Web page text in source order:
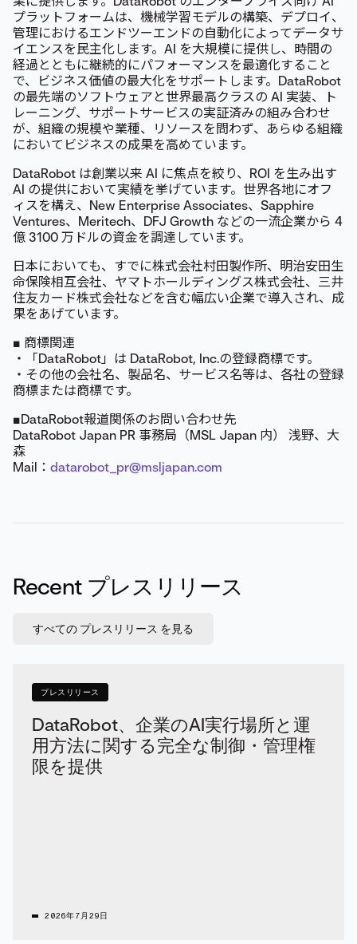
プラットフォームは、機械学習モデルの構築、デプロイ、
管理におけるエンドツーエンドの自動化によってデータサ
イエンスを民主化します。AI を大規模に提供し、時間の
経過とともに継続的にパフォーマンスを最適化すること
で、ビジネス価値の最大化をサポートします。DataRobot
の最先端のソフトウェアと世界最高クラスの AI 実装、ト
レーニング、サポートサービスの実証済みの組み合わせ
が、組織の規模や業種、リソースを問わず、あらゆる組織
においてビジネスの成果を高めています。
DataRobot は創業以来 AI に焦点を絞り、ROI を生み出す
AI の提供において実績を挙げています。世界各地にオフ
ィスを構え、New Enterprise Associates、Sapphire
Ventures、Meritech、DFJ Growth などの一流企業から 4
億 3100 万ドルの資金を調達しています。
日本においても、すでに株式会社村田製作所、明治安田生
命保険相互会社、ヤマトホールディングス株式会社、三井
住友カード株式会社などを含む幅広い企業で導入され、成
果をあげています。
■ 商標関連
・「DataRobot」は DataRobot, Inc.の登録商標です。
・その他の会社名、製品名、サービス名等は、各社の登録
商標または商標です。
■DataRobot報道関係のお問い合わせ先
DataRobot Japan PR 事務局（MSL Japan 内） 浅野、大
森
Mail： datarobot_pr@msljapan.com
Recent プレスリリース
すべての プレスリリース を見る
プレスリリース
DataRobot、企業のAI実行場所と運
用方法に関する完全な制御・管理権
限を提供
2026年7月29日